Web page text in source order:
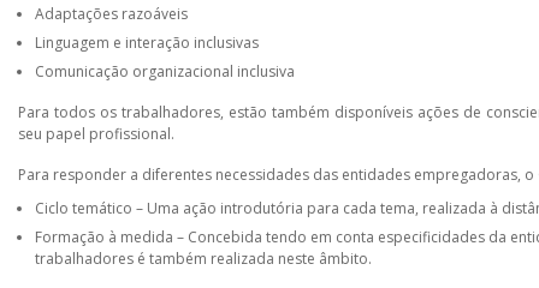
Adaptações razoáveis
Linguagem e interação inclusivas
Comunicação organizacional inclusiva
Para todos os trabalhadores, estão também disponíveis ações de
seu papel profissional.
Para responder a diferentes necessidades das entidades empregadoras,
Ciclo temático – Uma ação introdutória para cada tema, realizada à
Formação à medida – Concebida tendo em conta especificidades da
trabalhadores é também realizada neste âmbito.